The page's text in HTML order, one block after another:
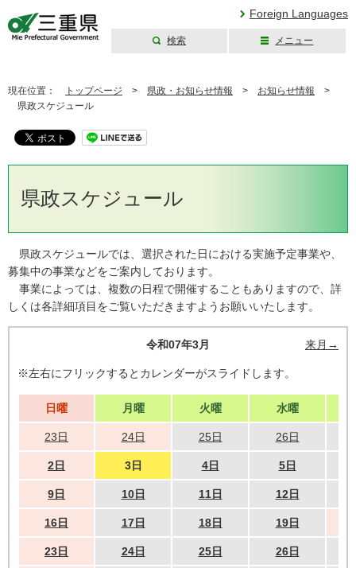
Foreign Languages
検索 メニュー
現在位置： トップページ > 県政・お知らせ情報 > お知らせ情報 >
県政スケジュール
県政スケジュール
県政スケジュールでは、選択された日における実施予定事業や、
募集中の事業などをご案内しております。
事業によっては、複数の日程で開催することもありますので、詳
しくは各詳細項目をご覧いただきますようお願いいたします。
令和07年3月 来月→
※左右にフリックするとカレンダーがスライドします。
日曜 月曜 火曜 水曜
23日 24日 25日 26日
2日 3日 4日 5日
9日 10日 11日 12日
16日 17日 18日 19日
23日 24日 25日 26日